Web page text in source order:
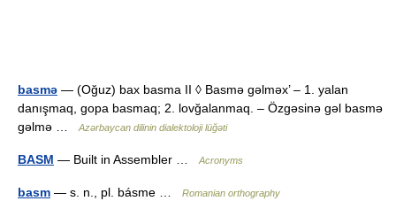
basmə — (Oğuz) bax basma II ◊ Basmə gəlməx’ – 1. yalan
danışmaq, gopa basmaq; 2. lovğalanmaq. – Özgəsinə gəl basmə
gəlmə …
Azərbaycan dilinin dialektoloji lüğəti
BASM — Built in Assembler … Acronyms
basm — s. n., pl. básme … Romanian orthography